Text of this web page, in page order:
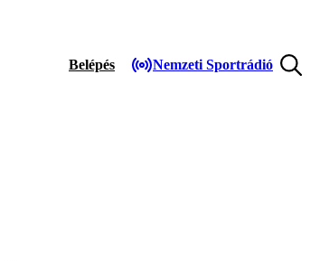
Belépés Nemzeti Sportrádió